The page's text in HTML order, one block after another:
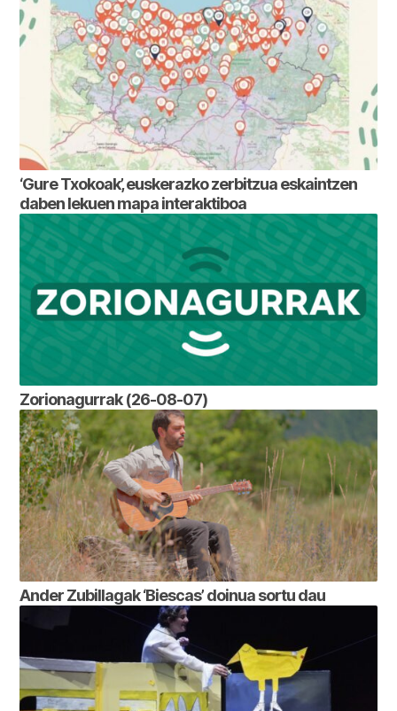
‘Gure Txokoak’, euskerazko zerbitzua eskaintzen
daben lekuen mapa interaktiboa
Zorionagurrak (26-08-07)
Ander Zubillagak ‘Biescas’ doinua sortu dau